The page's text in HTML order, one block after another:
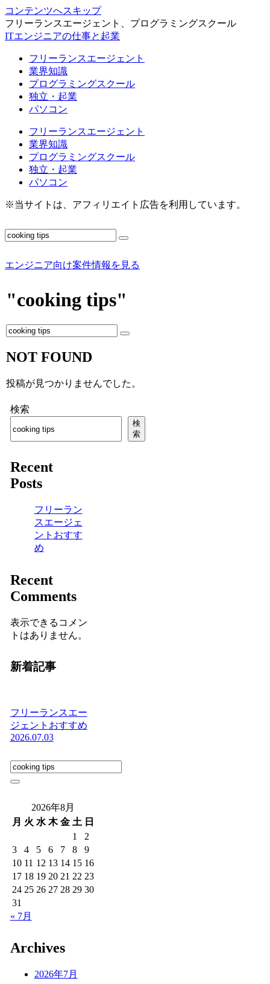
コンテンツへスキップ
フリーランスエージェント、プログラミングスクール
ITエンジニアの仕事と起業
フリーランスエージェント
業界知識
プログラミングスクール
独立・起業
パソコン
フリーランスエージェント
業界知識
プログラミングスクール
独立・起業
パソコン
※当サイトは、アフィリエイト広告を利用しています。
エンジニア向け案件情報を見る
"cooking tips"
NOT FOUND
投稿が見つかりませんでした。
検索
検
索
Recent
Posts
フリーラン
スエージェ
ントおすす
め
Recent
Comments
表示できるコメン
トはありません。
新着記事
フリーランスエー
ジェントおすすめ
2026.07.03
2026年8月
月 火 水 木 金 土 日
1
2
3
4 5 6 7 8
9
10 11 12 13 14 15 16
17 18 19 20 21 22 23
24 25 26 27 28 29 30
31
« 7月
Archives
2026年7月